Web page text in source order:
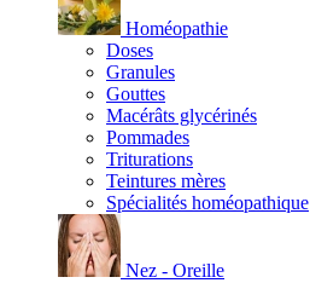
Homéopathie
Doses
Granules
Gouttes
Macérâts glycérinés
Pommades
Triturations
Teintures mères
Spécialités homéopathique
Nez - Oreille